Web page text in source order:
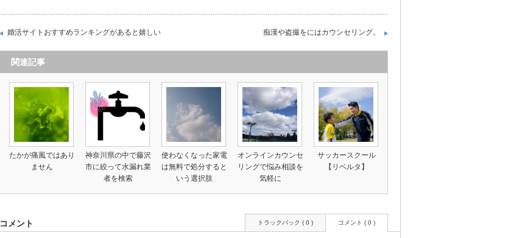
婚活サイトおすすめランキングがあると嬉しい 痴漢や盗撮をにはカウンセリング。
関連記事
たかが痛風ではあり
ません
神奈川県の中で藤沢
市に絞って水漏れ業
者を検索
使わなくなった家電
は無料で処分すると
いう選択肢
オンラインカウンセ
リングで悩み相談を
気軽に
サッカースクール
【リベルタ】
コメント トラックバック ( 0 ) コメント ( 0 )